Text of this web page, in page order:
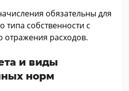
обязательны для
типа собственности с
отражения расходов.
и виды
норм